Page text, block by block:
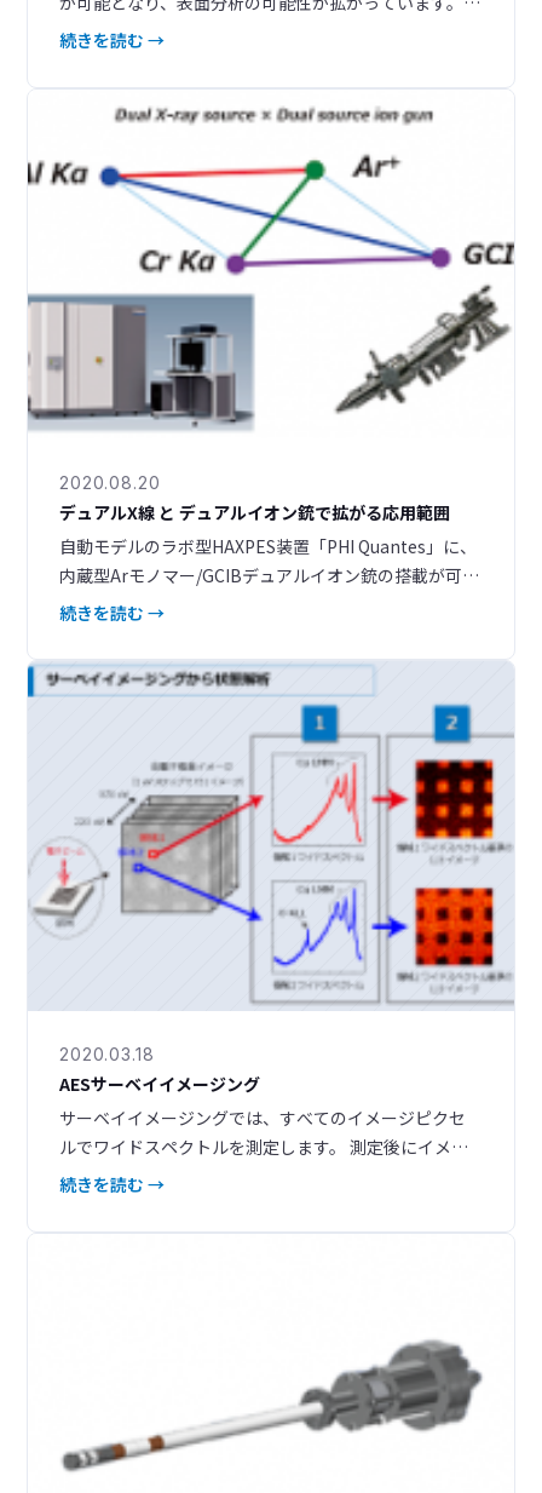
出深さや軌道の選択範囲が広がり、さらに角度分解XPS
でなく、埋もれた界面の分析から界面の検出まで、新た
な応用が期待できます。 最新の技術資料として、2023
年7月に開催した技術講演会の当社発表資料を掲載しま
した。
続きを読む →
2020.08.20
デュアルX線 と デュアルイオン銃で拡がる応用範囲
自動モデルのラボ型HAXPES装置「PHI Quantes」に、
内蔵型Arモノマー/GCIBデュアルイオン銃の搭載が可能
に。 軟X線と硬X線のデュアルX線源とArモノマーとAr
とで、多彩なアプリケーションに対応いたします。 関
連資料ダウンロード 内蔵型Arモノマー/GCIBデュアル
続きを読む →
2020.03.18
AESサーベイイメージング
サーベイイメージングでは、すべてのイメージピクセ
ルでワイドスペクトルを測定します。 測定後にイメー
ジコントラストが異なる領域から、ワイドスペクトル
域から抽出されたワイドスペクトルを基準として、LLS
続きを読む →